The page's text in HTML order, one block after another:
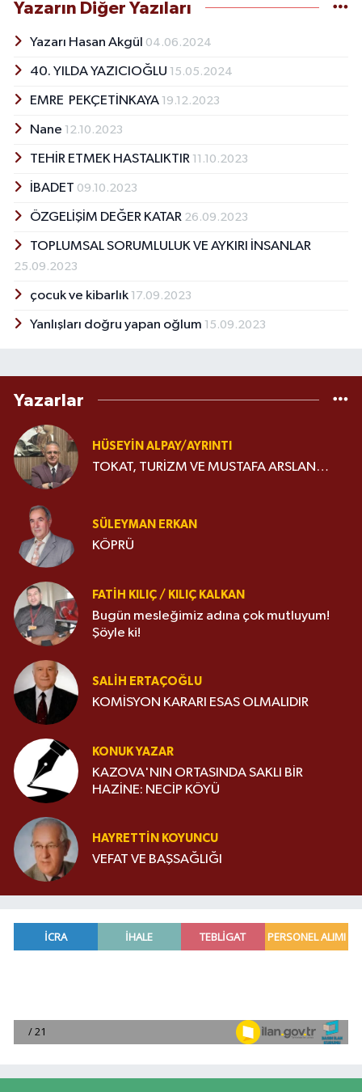
Yazarın Diğer Yazıları
Yazarı Hasan Akgül 04.06.2024
40. YILDA YAZICIOĞLU 15.05.2024
EMRE PEKÇETİNKAYA 19.12.2023
Nane 12.10.2023
TEHİR ETMEK HASTALIKTIR 11.10.2023
İBADET 09.10.2023
ÖZGELİŞİM DEĞER KATAR 26.09.2023
TOPLUMSAL SORUMLULUK VE AYKIRI İNSANLAR
25.09.2023
çocuk ve kibarlık 17.09.2023
Yanlışları doğru yapan oğlum 15.09.2023
Yazarlar
HÜSEYIN ALPAY/AYRINTI
TOKAT, TURİZM VE MUSTAFA ARSLAN…
SÜLEYMAN ERKAN
KÖPRÜ
FATIH KILIÇ / KILIÇ KALKAN
Bugün mesleğimiz adına çok mutluyum!
Şöyle ki!
SALIH ERTAÇOĞLU
KOMİSYON KARARI ESAS OLMALIDIR
KONUK YAZAR
KAZOVA'NIN ORTASINDA SAKLI BİR
HAZİNE: NECİP KÖYÜ
HAYRETTIN KOYUNCU
VEFAT VE BAŞSAĞLIĞI